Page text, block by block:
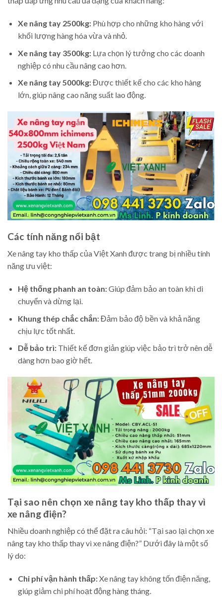
Xe nâng tay 2500kg:Phù hợp cho những kho hàng với
khối lượng hàng hóa vừa và nhỏ.
Xe nâng tay 3500kg:Lựa chọn lý tưởng cho các doanh
nghiệp có nhu cầu nâng cao hơn.
Xe nâng tay 5000kg:Được thiết kế cho các kho hàng
lớn, giúp nâng cao năng suất lao động.
Các tính năng nổi bật
Xe nâng tay kho thấp của Việt Xanh được trang bị nhiều tính
năng ưu việt:
Hệ thống phanh an toàn:Giúp đảm bảo an toàn khi di
chuyển và dừng lại.
Khung thép chắc chắn:Đảm bảo độ bền và khả năng
chịu lực tốt nhất.
Dễ bảo trì:Thiết kế đơn giản giúp việc bảo trì trở nên dễ
dàng hơn bao giờ hết.
Tại sao nên chọn xe nâng tay kho thấp thay vì
xe nâng điện?
Nhiều doanh nghiệp có thể đặt ra câu hỏi: “Tại sao lại chọn xe
nâng tay kho thấp thay vì xe nâng điện?” Dưới đây là một số
lý do:
Chi phí vận hành thấp:Xe nâng tay không tốn điện năng,
giúp giảm chi phí hoạt động hàng tháng.